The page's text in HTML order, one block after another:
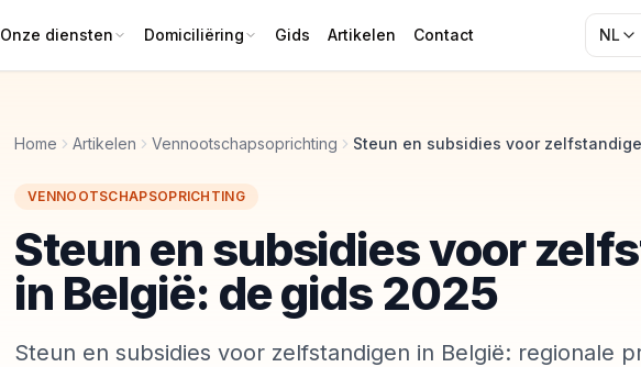
Onze diensten Domiciliëring Gids Artikelen Contact NL
Home Artikelen Vennootschapsoprichting Steun en subsidies voor
VENNOOTSCHAPSOPRICHTING
Steun en subsidies voor
in België: de gids 2025
Steun en subsidies voor zelfstandigen in België: regionale